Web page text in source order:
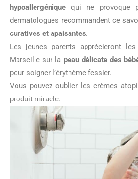
hypoallergénique qui ne provoque
dermatologues recommandent ce
curatives et apaisantes.
Les jeunes parents apprécieront
Marseille sur la peau délicate des
pour soigner l’érythème fessier.
Vous pouvez oublier les crèmes
produit miracle.